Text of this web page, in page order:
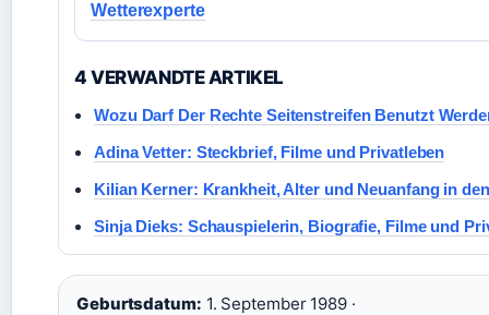
Wetterexperte
4 VERWANDTE ARTIKEL
Wozu Darf Der Rechte Seitenstreifen Benutzt
Adina Vetter: Steckbrief, Filme und Privatleben
Kilian Kerner: Krankheit, Alter und Neuanfang in
Sinja Dieks: Schauspielerin, Biografie, Filme und
Geburtsdatum: 1. September 1989 ·